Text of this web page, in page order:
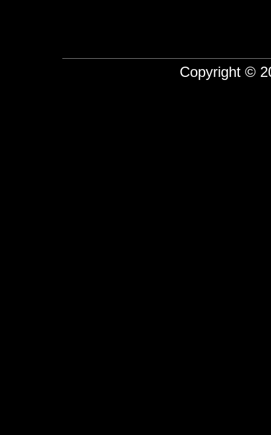
Copyright ©